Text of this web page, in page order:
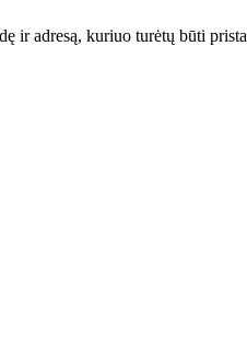
ir adresą, kuriuo turėtų būti